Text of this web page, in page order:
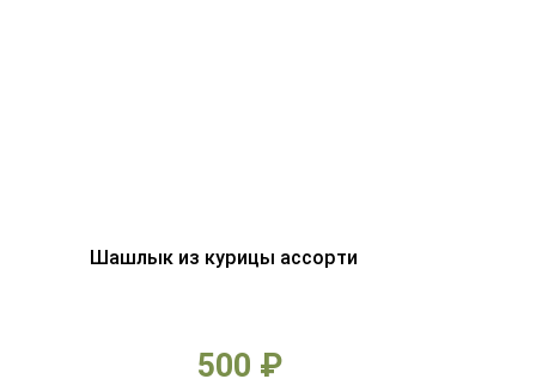
Шашлык из курицы ассорти
500 ₽